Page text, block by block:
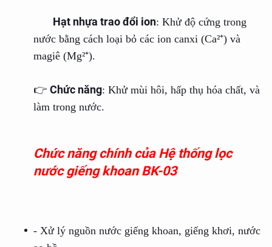
Hạt nhựa trao đổi ion: Khử độ cứng trong
nước bằng cách loại bỏ các ion canxi (Ca²⁺) và
magiê (Mg²⁺).
👉 Chức năng: Khử mùi hôi, hấp thụ hóa chất, và
làm trong nước.
Chức năng chính của Hệ thống lọc
nước giếng khoan BK-03
- Xử lý nguồn nước giếng khoan, giếng khơi, nước